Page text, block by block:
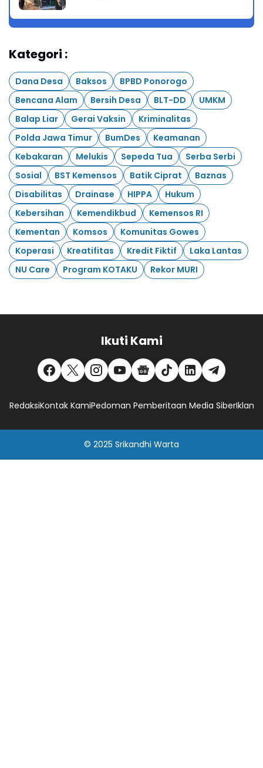
Kategori :
Dana Desa Baksos
BPBD Ponorogo
Bencana Alam
Bersih Desa BLT-DD
UMKM
Balap Liar
Gerai Vaksin
Kriminalitas
Polda Jawa Timur
BumDes
Keamanan
Kebakaran
Melukis Sepeda Tua
Serba Serbi
Sosial
BST Kemensos Batik Ciprat
Baznas
Disabilitas
Drainase HIPPA
Hukum
Kebersihan
Kemendikbud
Kemensos RI
Kementan
Komsos
Komunitas Gowes
Koperasi
Kreatifitas Kredit Fiktif
Laka Lantas
NU Care
Program KOTAKU Rekor MURI
Ikuti Kami
RedaksiKontak KamiPedoman Pemberitaan Media SiberIklan
© 2025 Srikandhi Warta